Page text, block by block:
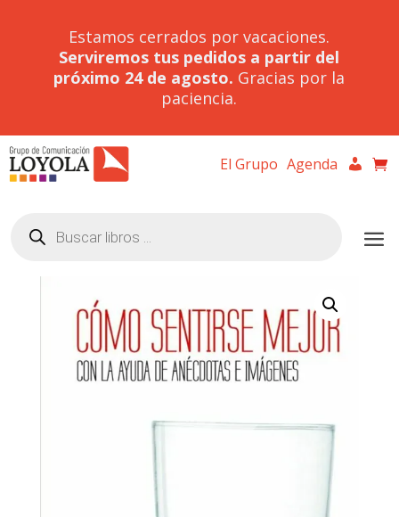
Estamos cerrados por vacaciones.
Serviremos tus pedidos a partir del
próximo 24 de agosto. Gracias por la
paciencia.
El Grupo Agenda
productos